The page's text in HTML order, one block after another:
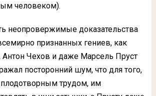
человеком).
неопровержимые доказательства
признанных гениев, как
Чехов и даже Марсель Пруст
посторонний шум, что для того,
плодотворным трудом, им